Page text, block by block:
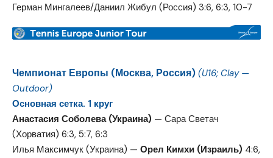
Герман Мингалеев/Даниил Жибул (Россия) 3:6, 6:3, 10-7
Чемпионат Европы (Москва, Россия) (U16; Clay —
Outdoor)
Основная сетка. 1 круг
Анастасия Соболева (Украина) — Сара Светач
(Хорватия) 6:3, 5:7, 6:3
Илья Максимчук (Украина) — Орел Кимхи (Израиль) 4:6,